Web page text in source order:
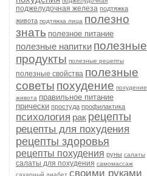
поджелудочная железа подтяжка
живота подтяжка лица полезно
знать полезное питание
полезные напитки полезные
продукты полезные рецепты
полезные свойства полезные
советы похудение похудение
живота правильное питание
прически простуда профилактика
психология рак рецепты
рецепты для похудения
рецепты здоровья
рецепты похудения руны салаты
салаты для похудения самомассаж
сахарный диабет своими руками